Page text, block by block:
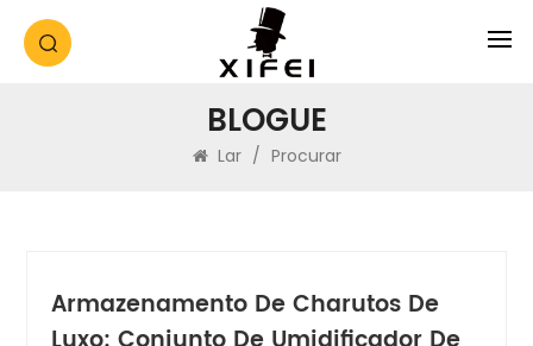
BLOGUE
Lar / Procurar
Armazenamento De Charutos De